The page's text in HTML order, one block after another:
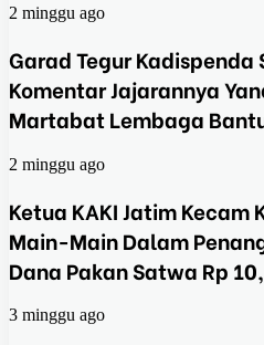
2 minggu ago
Garad Tegur Kadispenda
Komentar Jajarannya
Martabat Lembaga
2 minggu ago
Ketua KAKI Jatim Kecam
Main-Main Dalam
Dana Pakan Satwa Rp
3 minggu ago